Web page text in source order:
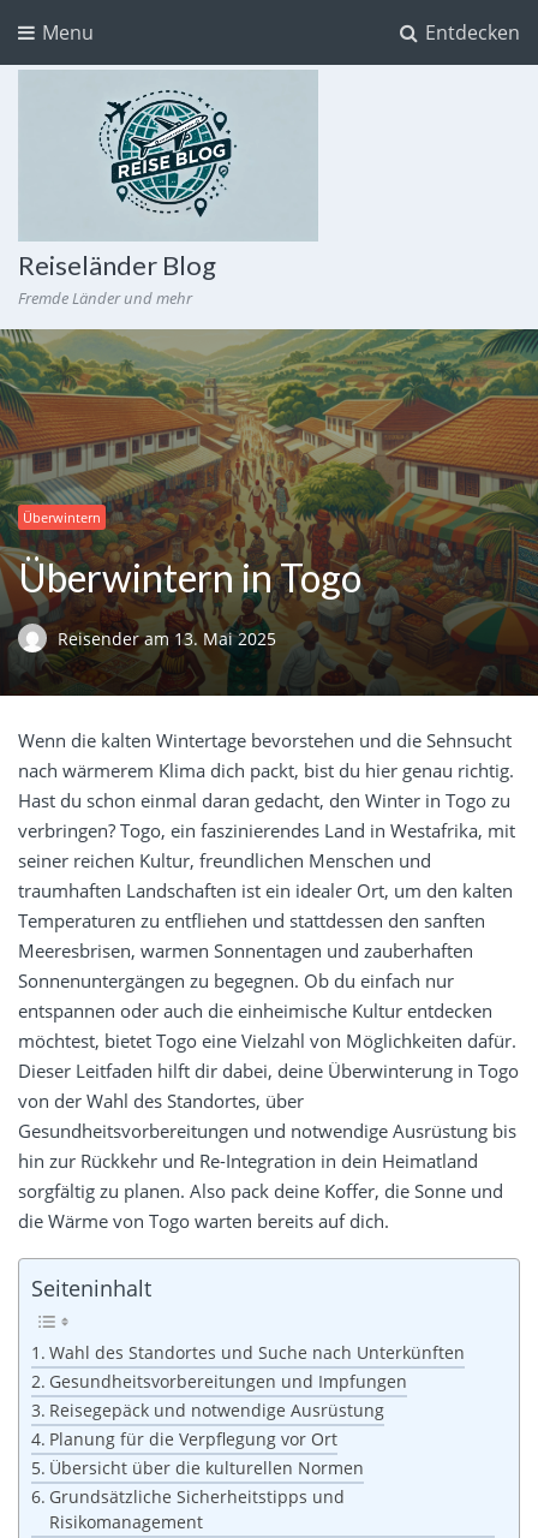
Entdecken
Menu
Reiseländer Blog
Fremde Länder und mehr
Überwintern
Überwintern in Togo
Reisenderam 13. Mai 2025
Wenn die kalten Wintertage bevorstehen und die Sehnsucht
nach wärmerem Klima dich packt, bist du hier genau richtig.
Hast du schon einmal daran gedacht, den Winter in Togo zu
verbringen? Togo, ein faszinierendes Land in Westafrika, mit
seiner reichen Kultur, freundlichen Menschen und
traumhaften Landschaften ist ein idealer Ort, um den kalten
Temperaturen zu entfliehen und stattdessen den sanften
Meeresbrisen, warmen Sonnentagen und zauberhaften
Sonnenuntergängen zu begegnen. Ob du einfach nur
entspannen oder auch die einheimische Kultur entdecken
möchtest, bietet Togo eine Vielzahl von Möglichkeiten dafür.
Dieser Leitfaden hilft dir dabei, deine Überwinterung in Togo
von der Wahl des Standortes, über
Gesundheitsvorbereitungen und notwendige Ausrüstung bis
hin zur Rückkehr und Re-Integration in dein Heimatland
sorgfältig zu planen. Also pack deine Koffer, die Sonne und
die Wärme von Togo warten bereits auf dich.
Seiteninhalt
Wahl des Standortes und Suche nach Unterkünften
Gesundheitsvorbereitungen und Impfungen
Reisegepäck und notwendige Ausrüstung
Planung für die Verpflegung vor Ort
Übersicht über die kulturellen Normen
Grundsätzliche Sicherheitstipps und
Risikomanagement